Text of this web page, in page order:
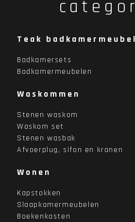
Teak
Badkamersets
Badkamermeubelen
Waskommen
Stenen waskom
Waskom set
Stenen wasbak
Afvoerplug, sifon en kranen
Wonen
Kapstokken
Slaapkamermeubelen
Boekenkasten